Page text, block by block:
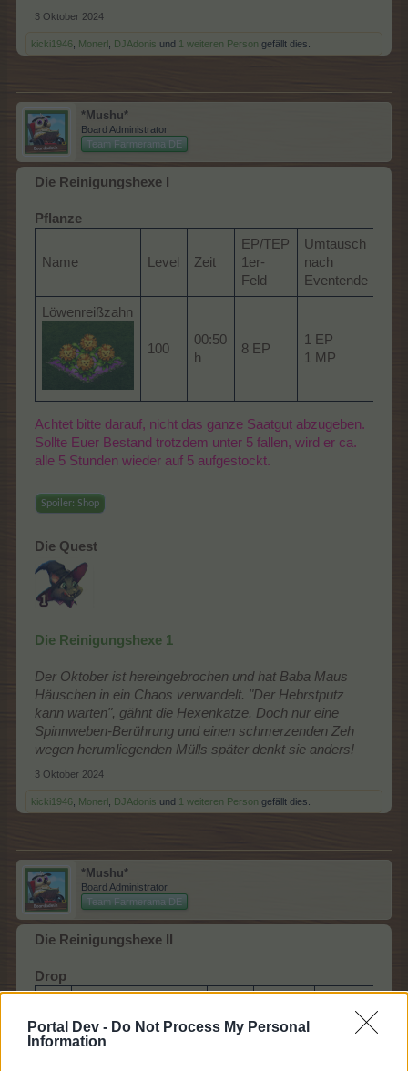
Portal Dev - Do Not Process My Personal
Information
3 Oktober 2024
kicki1946 Monerl DJAdonis und 1 weiteren Person gefällt dies.
*Mushu*
Board Administrator
Team Farmerama DE
Die Reinigungshexe I
Pflanze
Name Level Zeit
EP/TEP
1er-
Feld
Umtausch
nach
Eventende
Löwenreißzahn
100
00:50
h
8 EP
1 EP
1 MP
Achtet bitte darauf, nicht das ganze Saatgut abzugeben.
Sollte Euer Bestand trotzdem unter 5 fallen, wird er ca.
alle 5 Stunden wieder auf 5 aufgestockt.
Spoiler: Shop
Die Quest
Die Reinigungshexe 1
Der Oktober ist hereingebrochen und hat Baba Maus
Häuschen in ein Chaos verwandelt. "Der Hebrstputz
kann warten", gähnt die Hexenkatze. Doch nur eine
Spinnweben-Berührung und einen schmerzenden Zeh
wegen herumliegenden Mülls später denkt sie anders!
3 Oktober 2024
kicki1946 Monerl DJAdonis und 1 weiteren Person gefällt dies.
*Mushu*
Board Administrator
Team Farmerama DE
Die Reinigungshexe II
Drop
Schenkbar